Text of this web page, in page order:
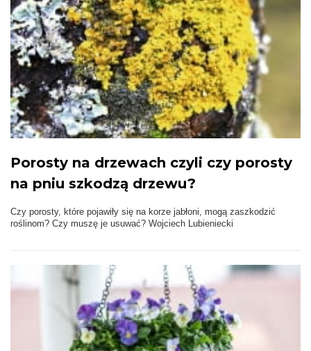
Porosty na drzewach czyli czy porosty
na pniu szkodzą drzewu?
Czy porosty, które pojawiły się na korze jabłoni, mogą zaszkodzić
roślinom? Czy muszę je usuwać? Wojciech Lubieniecki